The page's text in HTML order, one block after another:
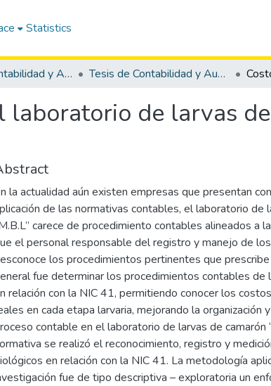
Statistics
Carrera de Contabilidad y Auditoría Tesis de Contabilidad y Auditoría
laboratorio de larvas
la actualidad aún existen empresas que presentan
de las normativas contables, el laboratorio de
carece de procedimiento contables alineados a
el personal responsable del registro y manejo de
los procedimientos pertinentes que
fue determinar los procedimientos contables de
relación con la NIC 41, permitiendo conocer los
en cada etapa larvaria, mejorando la organización
contable en el laboratorio de larvas de camarón
se realizó el reconocimiento, registro y
en relación con la NIC 41. La metodología
fue de tipo descriptiva – exploratoria un